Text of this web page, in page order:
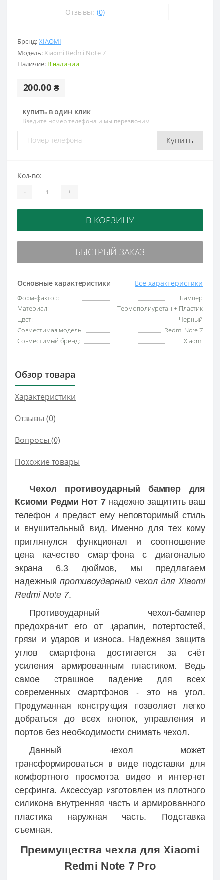
Отзывы: (0)
Бренд:XIAOMI
Модель:Xiaomi Redmi Note 7
Наличие: В наличии
200.00 ₴
Купить в один клик
Введите номер телефона и мы перезвоним
Купить
Основные характеристики Все характеристики
Форм-фактор:
Бампер
Материал:
Термополиуретан + Пластик
Цвет:
Черный
Совместимая модель:
Redmi Note 7
Совместимый бренд:
Xiaomi
Кол-во:
- +
В КОРЗИНУ
БЫСТРЫЙ ЗАКАЗ
Обзор товара
Характеристики
Отзывы (0)
Вопросы (0)
Похожие товары
Чехол противоударный бампер для
Ксиоми Редми Нот 7 надежно защитить ваш
телефон и предаст ему неповторимый стиль
и внушительный вид. Именно для тех кому
приглянулся функционал и соотношение
цена качество смартфона с диагональю
экрана 6.3 дюймов, мы предлагаем
надежныйпротивоударный чехол для Xiaomi
Redmi Note 7.
Противоударный чехол-бампер
предохранит его от царапин, потертостей,
грязи и ударов и износа. Надежная защита
углов смартфона достигается за счёт
усиления армированным пластиком. Ведь
самое страшное падение для всех
современных смартфонов - это на угол.
Продуманная конструкция позволяет легко
добраться до всех кнопок, управления и
портов без необходимости снимать чехол.
Данный чехол может
трансформироваться в виде подставки для
комфортного просмотра видео и интернет
серфинга. Аксессуар изготовлен из плотного
силикона внутренняя часть и армированного
пластика наружная часть. Подставка
съемная.
Преимущества чехла для Xiaomi
Redmi Note 7 Pro